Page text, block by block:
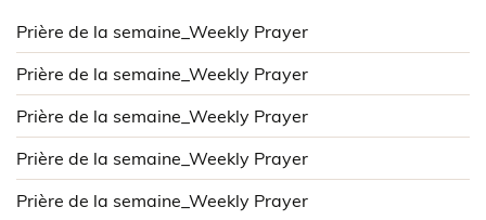
Prière de la semaine_Weekly Prayer
Prière de la semaine_Weekly Prayer
Prière de la semaine_Weekly Prayer
Prière de la semaine_Weekly Prayer
Prière de la semaine_Weekly Prayer